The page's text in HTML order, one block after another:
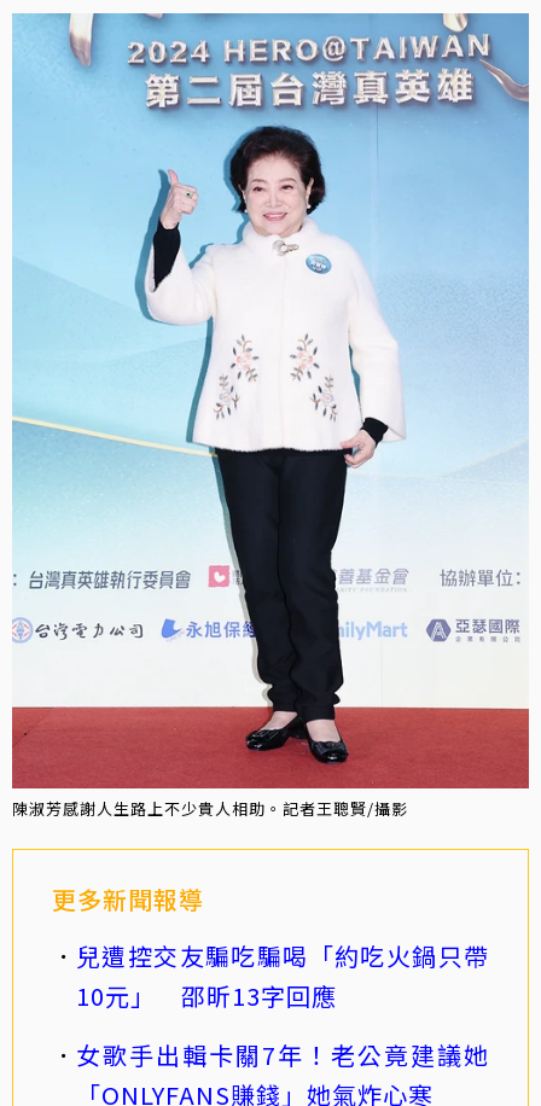
陳淑芳感謝人生路上不少貴人相助。記者王聰賢/攝影
更多新聞報導
兒遭控交友騙吃騙喝「約吃火鍋只帶
10元」 邵昕13字回應
女歌手出輯卡關7年！老公竟建議她
「ONLYFANS賺錢」她氣炸心寒